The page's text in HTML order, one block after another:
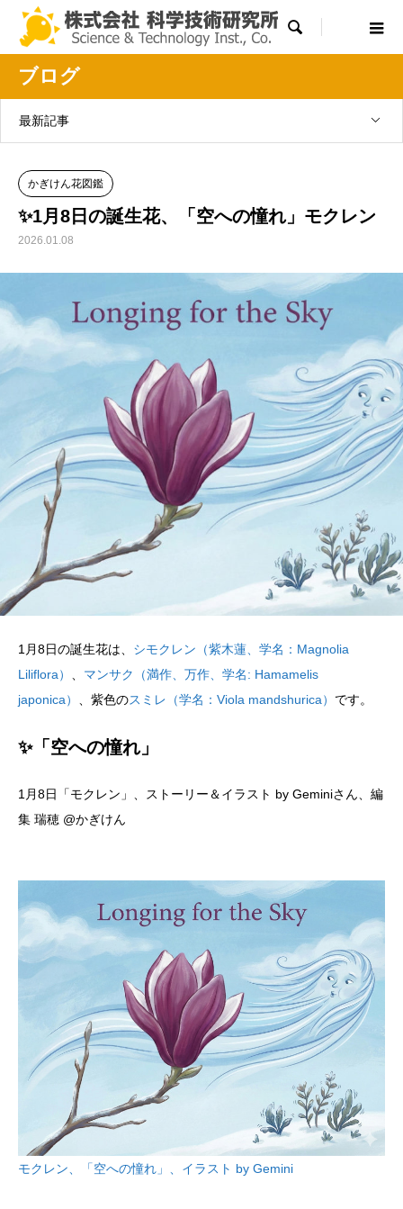

ブログ
最新記事
かぎけん花図鑑
✨1月8日の誕生花、「空への憧れ」モクレン
2026.01.08
1月8日の誕生花は、 シモクレン（紫木蓮、学名：Magnolia
Liliflora）
マンサク（満作、万作、学名: Hamamelis
japonica）
、紫色のスミレ（学名：Viola mandshurica） です。
✨「空への憧れ」
1月8日「モクレン」、ストーリー＆イラスト by Geminiさん、編
集 瑞穂 @かぎけん
モクレン、「空への憧れ」、イラスト by Gemini